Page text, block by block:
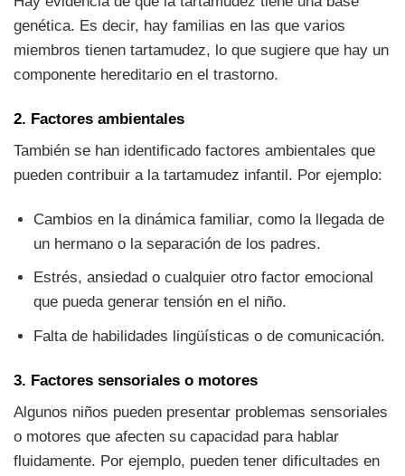
genética. Es decir, hay familias en las que varios
miembros tienen tartamudez, lo que sugiere que hay un
componente hereditario en el trastorno.
2. Factores ambientales
También se han identificado factores ambientales que
pueden contribuir a la tartamudez infantil. Por ejemplo:
Cambios en la dinámica familiar, como la llegada de
un hermano o la separación de los padres.
Estrés, ansiedad o cualquier otro factor emocional
que pueda generar tensión en el niño.
Falta de habilidades lingüísticas o de comunicación.
3. Factores sensoriales o motores
Algunos niños pueden presentar problemas sensoriales
o motores que afecten su capacidad para hablar
fluidamente. Por ejemplo, pueden tener dificultades en